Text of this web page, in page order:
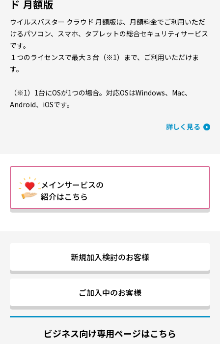
ド 月額版
ウイルスバスター クラウド 月額版は、月額料金でご利用いただ
けるパソコン、スマホ、タブレットの総合セキュリティサービス
です。
１つのライセンスで最大３台（※1）まで、ご利用いただけま
す。
（※1）1台にOSが1つの場合。対応OSはWindows、Mac、
Android、iOSです。
詳しく見る
メインサービスの
紹介はこちら
新規加入検討のお客様
ご加入中のお客様
ビジネス向け専用ページはこちら